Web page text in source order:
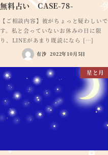
無料占い CASE-78-
【ご相談内容】彼がちょっと疑わしいで
す。私と会っていないお休みの日に限
り、LINEがあまり既読になら […]
有沙 2022年10月5日
星と月